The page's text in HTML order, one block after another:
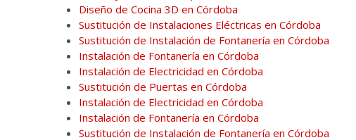
Diseño de Cocina 3D en Córdoba
Sustitución de Instalaciones Eléctricas en Córdoba
Sustitución de Instalación de Fontanería en Córdoba
Instalación de Fontanería en Córdoba
Instalación de Electricidad en Córdoba
Sustitución de Puertas en Córdoba
Instalación de Electricidad en Córdoba
Instalación de Fontanería en Córdoba
Sustitución de Instalación de Fontanería en Córdoba